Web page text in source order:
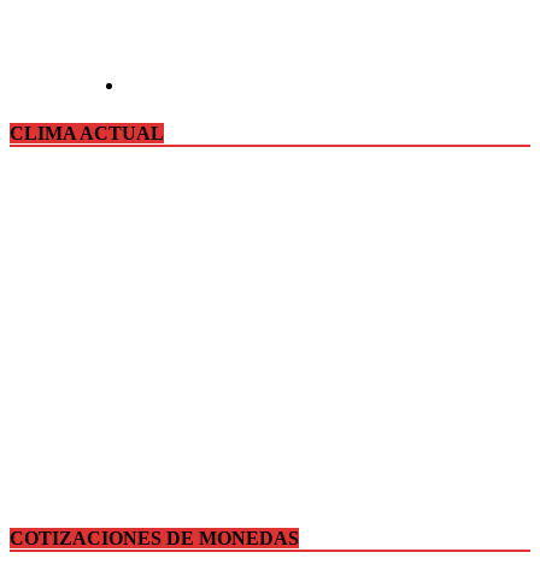
CLIMA ACTUAL
COTIZACIONES DE MONEDAS